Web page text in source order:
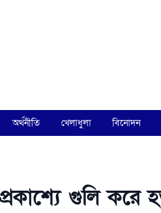
অর্থনীতি খেলাধুলা বিনোদন
গুলি করে